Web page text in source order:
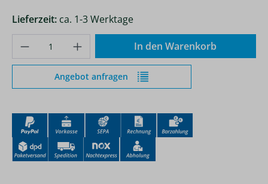
Lieferzeit: ca. 1-3 Werktage
Produkt Anzahl: Gib den gewünschten
In den Warenkorb
Angebot anfragen